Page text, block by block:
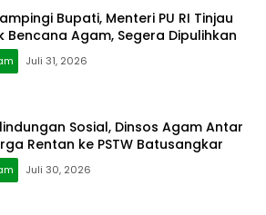
Bupati, Menteri PU RI Tinjau
Bencana Agam, Segera Dipulihkan
Juli 31, 2026
Sosial, Dinsos Agam Antar
Rentan ke PSTW Batusangkar
Juli 30, 2026